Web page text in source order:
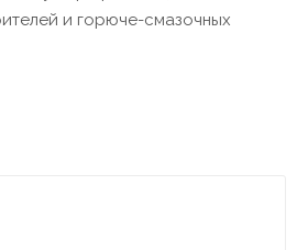
и горюче-смазочных